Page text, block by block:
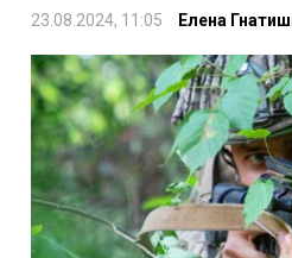
23.08.2024, 11:05 Елена